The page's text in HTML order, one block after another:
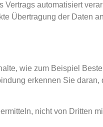
automatisiert
Übertragung der Daten
wie zum Beispiel
erkennen Sie
nicht von Dritten